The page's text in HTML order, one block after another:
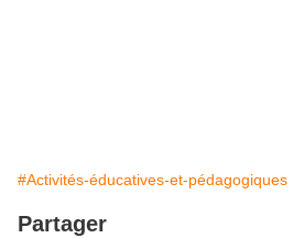
#Activités-éducatives-et-pédagogiques
Partager